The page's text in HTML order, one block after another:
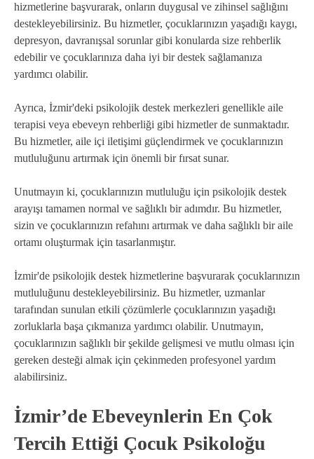
hizmetlerine başvurarak, onların duygusal ve zihinsel sağlığını
destekleyebilirsiniz. Bu hizmetler, çocuklarınızın yaşadığı kaygı,
depresyon, davranışsal sorunlar gibi konularda size rehberlik
edebilir ve çocuklarınıza daha iyi bir destek sağlamanıza
yardımcı olabilir.
Ayrıca, İzmir'deki psikolojik destek merkezleri genellikle aile
terapisi veya ebeveyn rehberliği gibi hizmetler de sunmaktadır.
Bu hizmetler, aile içi iletişimi güçlendirmek ve çocuklarınızın
mutluluğunu artırmak için önemli bir fırsat sunar.
Unutmayın ki, çocuklarınızın mutluluğu için psikolojik destek
arayışı tamamen normal ve sağlıklı bir adımdır. Bu hizmetler,
sizin ve çocuklarınızın refahını artırmak ve daha sağlıklı bir aile
ortamı oluşturmak için tasarlanmıştır.
İzmir'de psikolojik destek hizmetlerine başvurarak çocuklarınızın
mutluluğunu destekleyebilirsiniz. Bu hizmetler, uzmanlar
tarafından sunulan etkili çözümlerle çocuklarınızın yaşadığı
zorluklarla başa çıkmanıza yardımcı olabilir. Unutmayın,
çocuklarınızın sağlıklı bir şekilde gelişmesi ve mutlu olması için
gereken desteği almak için çekinmeden profesyonel yardım
alabilirsiniz.
İzmir’de Ebeveynlerin En Çok
Tercih Ettiği Çocuk Psikoloğu